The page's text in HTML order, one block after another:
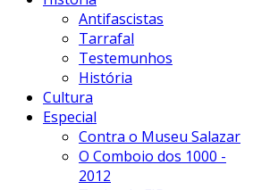
Antifascistas
Tarrafal
Testemunhos
História
Cultura
Especial
Contra o Museu Salazar
O Comboio dos 1000 -
2012